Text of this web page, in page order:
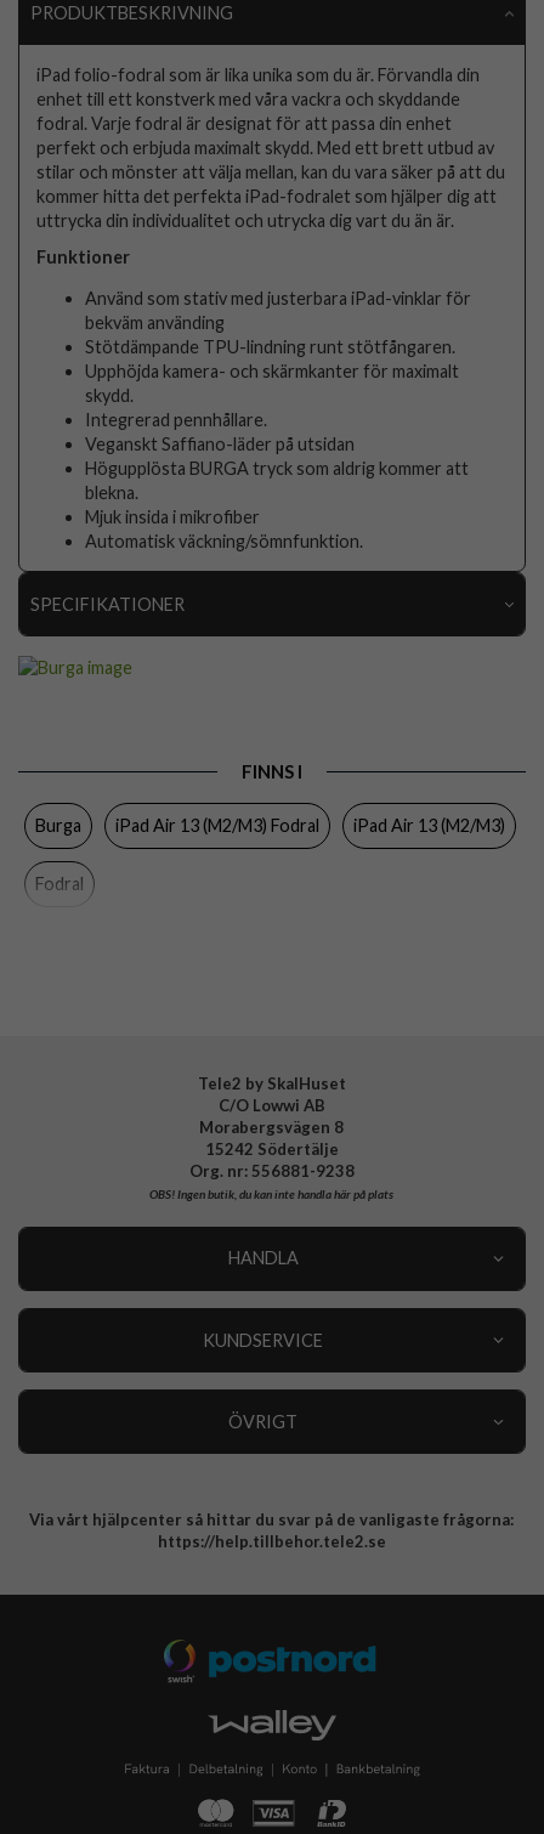
PRODUKTBESKRIVNING
iPad folio-fodral som är lika unika som du är. Förvandla din
enhet till ett konstverk med våra vackra och skyddande
fodral. Varje fodral är designat för att passa din enhet
perfekt och erbjuda maximalt skydd. Med ett brett utbud av
stilar och mönster att välja mellan, kan du vara säker på att du
kommer hitta det perfekta iPad-fodralet som hjälper dig att
uttrycka din individualitet och utrycka dig vart du än är.
Funktioner
Använd som stativ med justerbara iPad-vinklar för
bekväm använding
Stötdämpande TPU-lindning runt stötfångaren.
Upphöjda kamera- och skärmkanter för maximalt
skydd.
Integrerad pennhållare.
Veganskt Saffiano-läder på utsidan
Högupplösta BURGA tryck som aldrig kommer att
blekna.
Mjuk insida i mikrofiber
Automatisk väckning/sömnfunktion.
SPECIFIKATIONER
Pennhållare, Sov/Vakna funktion
Färg Flerfärgad
Material
FINNS I
Burga iPad Air 13 (M2/M3) Fodral iPad Air 13 (M2/M3)
Fodral
Tele2 by SkalHuset
C/O Lowwi AB
Morabergsvägen 8
15242 Södertälje
Org. nr: 556881-9238
OBS!Ingen butik, du kan inte handla här på plats
HANDLA
KUNDSERVICE
ÖVRIGT
Integritetspolicy
Via vårt hjälpcenter så hittar du svar på de vanligaste frågorna:
https://help.tillbehor.tele2.se